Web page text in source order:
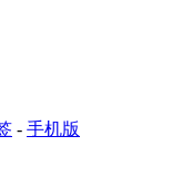
- 手机版